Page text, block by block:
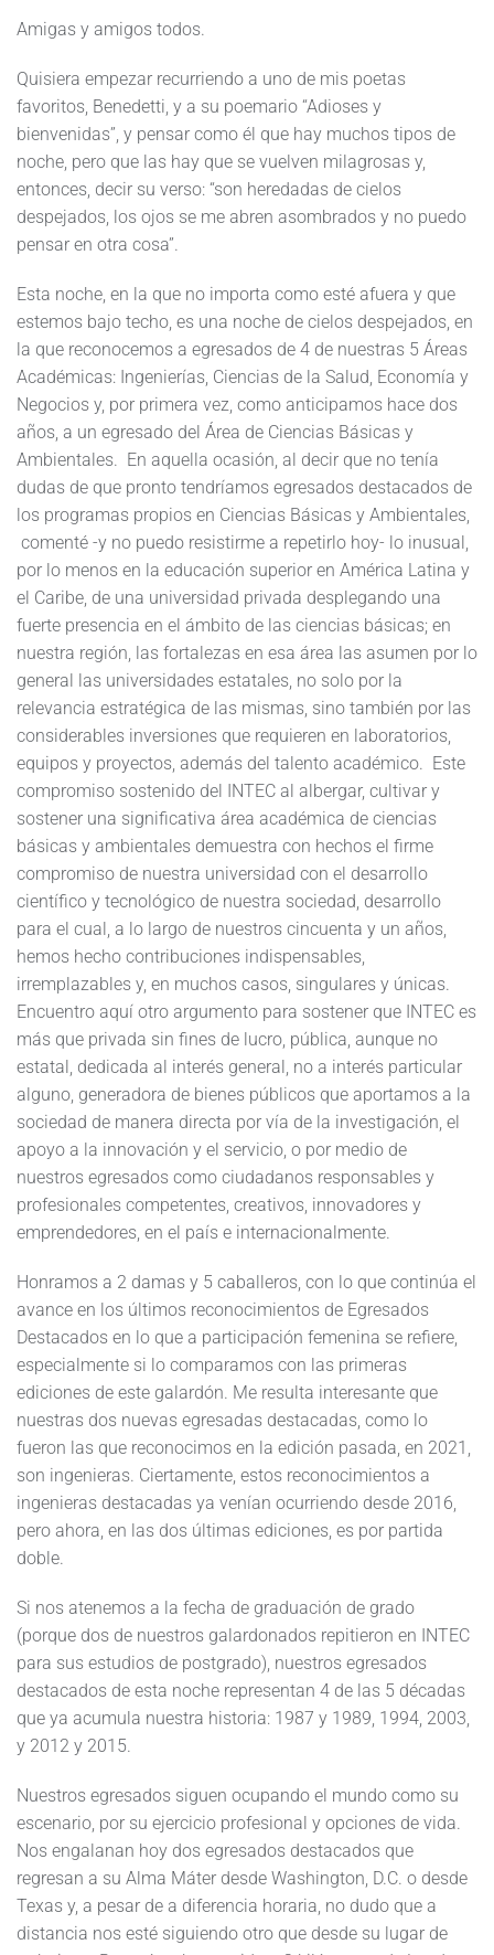
Amigas y amigos todos.
Quisiera empezar recurriendo a uno de mis poetas
favoritos, Benedetti, y a su poemario “Adioses y
bienvenidas”, y pensar como él que hay muchos tipos de
noche, pero que las hay que se vuelven milagrosas y,
entonces, decir su verso: “son heredadas de cielos
despejados, los ojos se me abren asombrados y no puedo
pensar en otra cosa”.
Esta noche, en la que no importa como esté afuera y que
estemos bajo techo, es una noche de cielos despejados, en
la que reconocemos a egresados de 4 de nuestras 5 Áreas
Académicas: Ingenierías, Ciencias de la Salud, Economía y
Negocios y, por primera vez, como anticipamos hace dos
años, a un egresado del Área de Ciencias Básicas y
Ambientales. En aquella ocasión, al decir que no tenía
dudas de que pronto tendríamos egresados destacados de
los programas propios en Ciencias Básicas y Ambientales,
comenté -y no puedo resistirme a repetirlo hoy- lo inusual,
por lo menos en la educación superior en América Latina y
el Caribe, de una universidad privada desplegando una
fuerte presencia en el ámbito de las ciencias básicas; en
nuestra región, las fortalezas en esa área las asumen por lo
general las universidades estatales, no solo por la
relevancia estratégica de las mismas, sino también por las
considerables inversiones que requieren en laboratorios,
equipos y proyectos, además del talento académico. Este
compromiso sostenido del INTEC al albergar, cultivar y
sostener una significativa área académica de ciencias
básicas y ambientales demuestra con hechos el firme
compromiso de nuestra universidad con el desarrollo
científico y tecnológico de nuestra sociedad, desarrollo
para el cual, a lo largo de nuestros cincuenta y un años,
hemos hecho contribuciones indispensables,
irremplazables y, en muchos casos, singulares y únicas.
Encuentro aquí otro argumento para sostener que INTEC es
más que privada sin fines de lucro, pública, aunque no
estatal, dedicada al interés general, no a interés particular
alguno, generadora de bienes públicos que aportamos a la
sociedad de manera directa por vía de la investigación, el
apoyo a la innovación y el servicio, o por medio de
nuestros egresados como ciudadanos responsables y
profesionales competentes, creativos, innovadores y
emprendedores, en el país e internacionalmente.
Honramos a 2 damas y 5 caballeros, con lo que continúa el
avance en los últimos reconocimientos de Egresados
Destacados en lo que a participación femenina se refiere,
especialmente si lo comparamos con las primeras
ediciones de este galardón. Me resulta interesante que
nuestras dos nuevas egresadas destacadas, como lo
fueron las que reconocimos en la edición pasada, en 2021,
son ingenieras. Ciertamente, estos reconocimientos a
ingenieras destacadas ya venían ocurriendo desde 2016,
pero ahora, en las dos últimas ediciones, es por partida
doble.
Si nos atenemos a la fecha de graduación de grado
(porque dos de nuestros galardonados repitieron en INTEC
para sus estudios de postgrado), nuestros egresados
destacados de esta noche representan 4 de las 5 décadas
que ya acumula nuestra historia: 1987 y 1989, 1994, 2003,
y 2012 y 2015.
Nuestros egresados siguen ocupando el mundo como su
escenario, por su ejercicio profesional y opciones de vida.
Nos engalanan hoy dos egresados destacados que
regresan a su Alma Máter desde Washington, D.C. o desde
Texas y, a pesar de a diferencia horaria, no dudo que a
distancia nos esté siguiendo otro que desde su lugar de